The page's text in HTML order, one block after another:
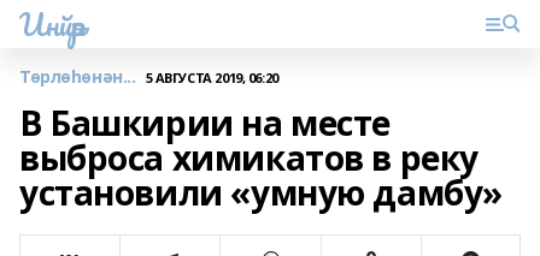
Инйәр
Төрлөһөнән... 5 АВГУСТА 2019, 06:20
В Башкирии на месте
выброса химикатов в реку
установили «умную дамбу»